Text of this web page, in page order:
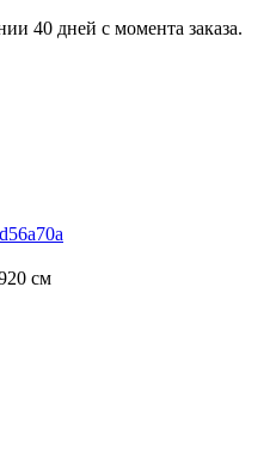
40 дней с момента заказа.
см